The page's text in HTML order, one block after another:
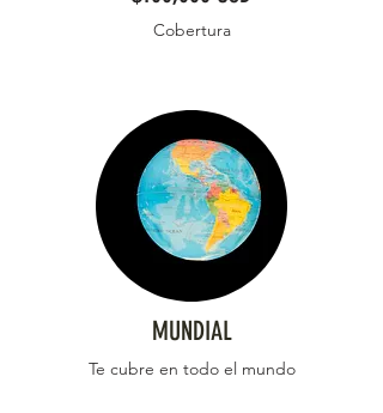
Cobertura
MUNDIAL
Te cubre en todo el mundo